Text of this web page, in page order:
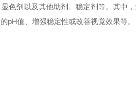
色剂以及其他助剂、稳定剂等。其中
pH值、增强稳定性或改善视觉效果等。